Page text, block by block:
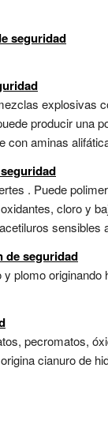
seguridad
explosivas
producir una
aminas
. Puede
cloro y
sensibles
de seguridad
plomo
pecromatos,
cianuro de